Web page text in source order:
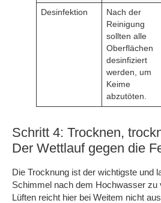
Desinfektion
Nach der
Reinigung
sollten alle
Oberflächen
desinfiziert
werden, um
Keime
abzutöten.
Schritt 4: Trocknen,
Der Wettlauf gegen die
Die Trocknung ist der wichtigste und
Schimmel nach dem Hochwasser zu
Lüften reicht hier bei Weitem nicht